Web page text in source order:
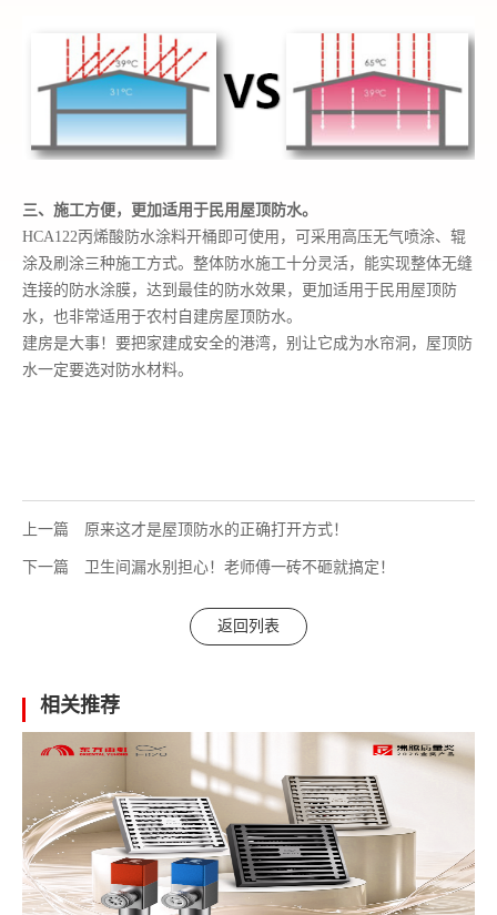
三、 施工方便， 更加适用于民用屋顶防水。
HCA122丙烯酸防水涂料开桶即可使用，可采用高压无气喷涂、辊
涂及刷涂三种施工方式。整体防水施工十分灵活， 能实现整体无缝
连接的防水涂膜， 达到最佳的防水效果，更加适用于民用屋顶防
水，也非常适用于农村自建房屋顶防水。
建房是大事！要把家建成安全的港湾，别让它成为水帘洞，屋顶防
水一定要选对防水材料。
上一篇 原来这才是屋顶防水的正确打开方式！
下一篇 卫生间漏水别担心！老师傅一砖不砸就搞定！
返回列表
相关推荐